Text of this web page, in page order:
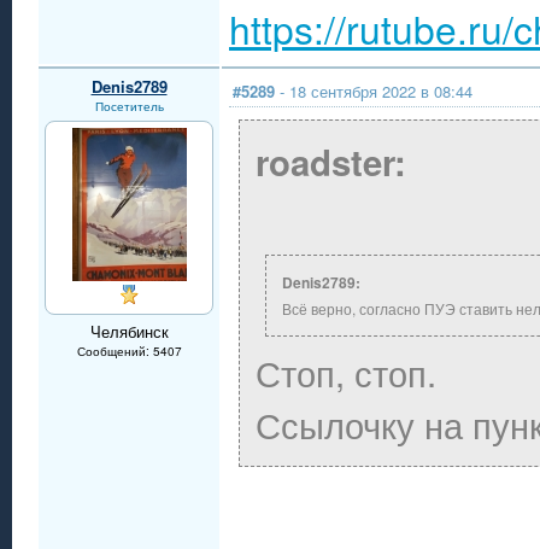
https://rutube.ru/
Denis2789
Посетитель
Челябинск
Сообщений: 5407
#5289 - 18 сентября 2022 в 08:44
roadster:
Denis2789:
Всё верно, согласно ПУЭ ставить
Стоп, стоп.
Ссылочку на